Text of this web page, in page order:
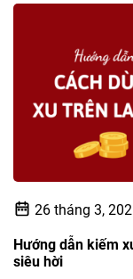
26 tháng 3,
Hướng dẫn kiếm
siêu hời